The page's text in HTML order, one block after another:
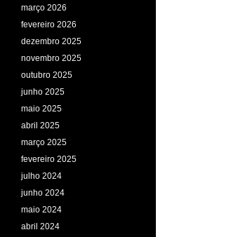
março 2026
fevereiro 2026
dezembro 2025
novembro 2025
outubro 2025
junho 2025
maio 2025
abril 2025
março 2025
fevereiro 2025
julho 2024
junho 2024
maio 2024
abril 2024